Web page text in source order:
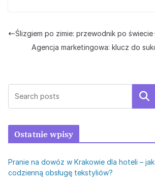
Ślizgiem po zimie: przewodnik po świecie
Agencja marketingowa: klucz do
Szukaj
Ostatnie wpisy
Pranie na dowóz w Krakowie dla hoteli –
codzienną obsługę tekstyliów?